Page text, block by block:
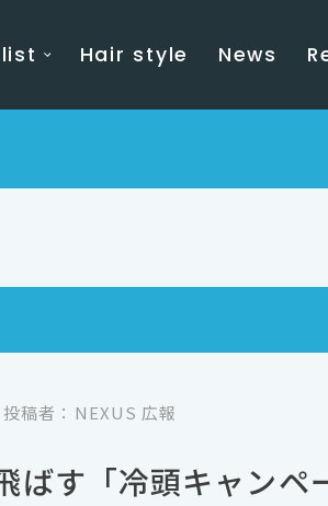
Hair style News
す「冷頭キャンペ
投稿者：NEXUS 広報